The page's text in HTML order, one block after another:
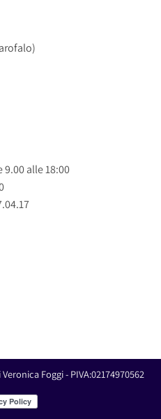
alle 18:00
Foggi - PIVA:02174970562